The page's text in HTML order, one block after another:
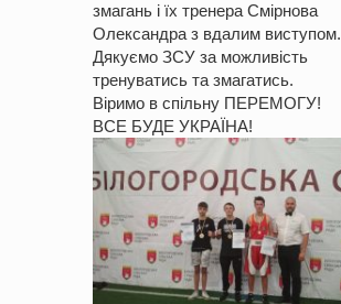
змагань і їх тренера Смірнова
Олександра з вдалим виступом.
Дякуємо ЗСУ за можливість
тренуватись та змагатись.
Віримо в спільну ПЕРЕМОГУ!
ВСЕ БУДЕ УКРАЇНА!